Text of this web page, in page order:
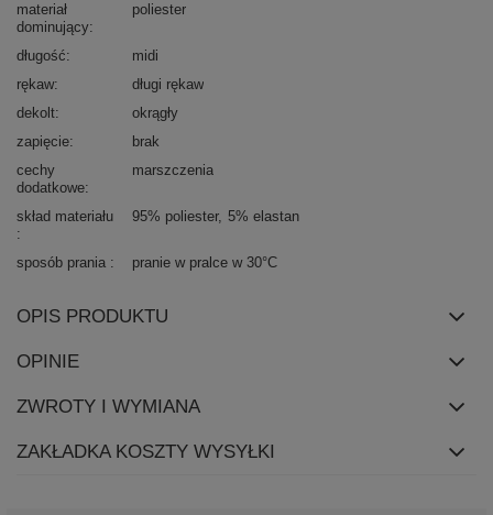
materiał
dominujący
poliester
długość
midi
rękaw
długi rękaw
dekolt
okrągły
zapięcie
brak
cechy
dodatkowe
marszczenia
skład materiału 95% poliester 5% elastan
sposób prania pranie w pralce w 30°C
OPIS PRODUKTU
OPINIE
ZWROTY I WYMIANA
ZAKŁADKA KOSZTY WYSYŁKI